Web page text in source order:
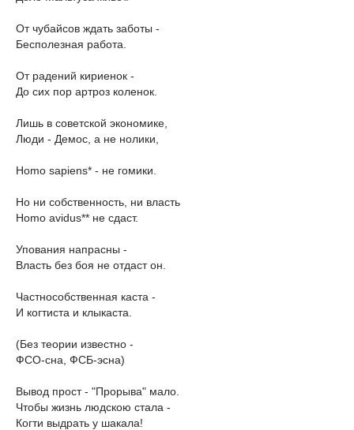
От чубайсов ждать заботы -
Бесполезная работа.
От радений кириенок -
До сих пор артроз коленок.
Лишь в советской экономике,
Люди - Демос, а не нолики,
Homo sapiens* - не гомики.
Но ни собственность, ни власть
Homo avidus** не сдаст.
Упования напрасны -
Власть без боя не отдаст он.
Частнособственная каста -
И когтиста и клыкаста.
(Без теории известно -
ФСО-сна, ФСБ-эсна)
Вывод прост - "Прорыва" мало.
Чтобы жизнь людскою стала -
Когти выдрать у шакала!